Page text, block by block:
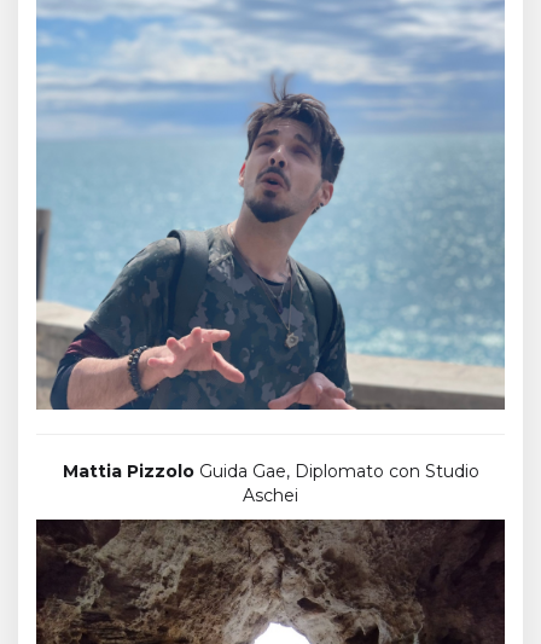
Mattia PizzoloGuida Gae, Diplomato con Studio
Aschei